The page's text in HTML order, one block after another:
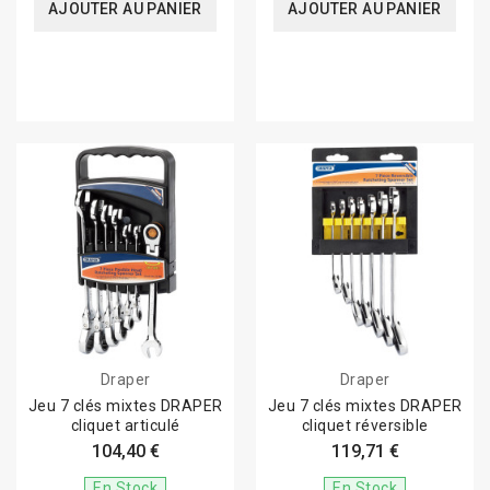
AJOUTER AU PANIER AJOUTER AU PANIER
Draper
Jeu 7 clés mixtes DRAPER
cliquet articulé
104,40 €
Draper
Jeu 7 clés mixtes DRAPER
cliquet réversible
119,71 €